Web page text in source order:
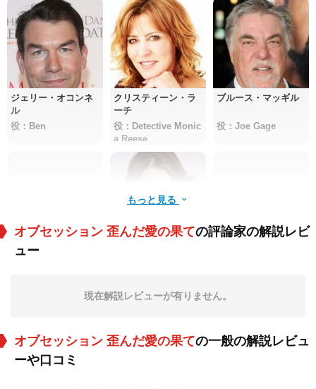
ジェリー・オコンネ
ル
役：Ben
クリスティーン・ラ
ーチ
役：Detective Monic
a Reese
ブルース・マッギル
役：Joe Gage
Matthew Humphreys
もっと見る
オブセッション 歪んだ愛の果ての評論家の解説レビ
ュー
現在解説レビューが有りません。
オブセッション 歪んだ愛の果ての一般の解説レビュ
ーや口コミ